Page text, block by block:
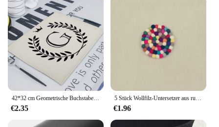
€2.35 €1.96